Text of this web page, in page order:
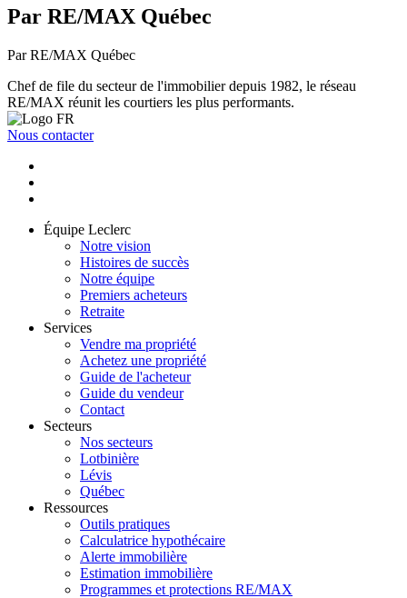
Par RE/MAX Québec
Par RE/MAX Québec
Chef de file du secteur de l'immobilier depuis 1982, le réseau
RE/MAX réunit les courtiers les plus performants.
Nous contacter
Équipe Leclerc
Notre vision
Histoires de succès
Notre équipe
Premiers acheteurs
Retraite
Services
Vendre ma propriété
Achetez une propriété
Guide de l'acheteur
Guide du vendeur
Contact
Secteurs
Nos secteurs
Lotbinière
Lévis
Québec
Ressources
Outils pratiques
Calculatrice hypothécaire
Alerte immobilière
Estimation immobilière
Programmes et protections RE/MAX